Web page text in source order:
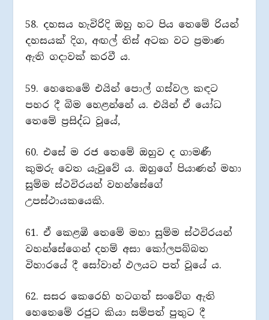
58. දහසය හැවිරිදි ඔහු හට පිය තෙමේ රියන්
දහසයක් දිග, අඟල් තිස් අටක වට ප්‍රමාණ
ඇති ගදාවක් කරවී ය.
59. හෙතෙමේ එයින් පොල් ගස්වල කඳට
පහර දී බිම හෙළන්නේ ය. එයින් ඒ යෝධ
තෙමේ ප්‍රසිද්ධ වූයේ,
60. එසේ ම රජ තෙමේ ඔහුව ද ගාමණී
කුමරු වෙත යැවුවේ ය. ඔහුගේ පියාණන් මහා
සුම්ම ස්ථවිරයන් වහන්සේගේ
උපස්ථායකයෙකි.
61. ඒ කෙළඹි තෙමේ මහා සුම්ම ස්ථවිරයන්
වහන්සේගෙන් දහම් අසා කෝලපබ්බත
විහාරයේ දී සෝවාන් ඵලයට පත් වූයේ ය.
62. සසර කෙරෙහි හටගත් සංවේග ඇති
හෙතෙමේ රජුට කියා සම්පත් පුතුට දී